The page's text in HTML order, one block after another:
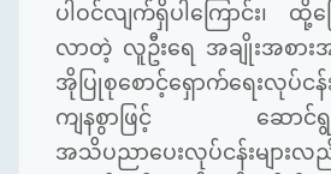
ပါဝင်လျက်ရှိပါကြောင်း၊
ထို့က
လာတဲ့ လူဦးရေ အချိုးအစား
အိုပြုစုစောင့်ရှောက်ရေးလုပ်ငန်း
ကျနစွာဖြင့်
ဆောင်
အသိပညာပေးလုပ်ငန်းများလ